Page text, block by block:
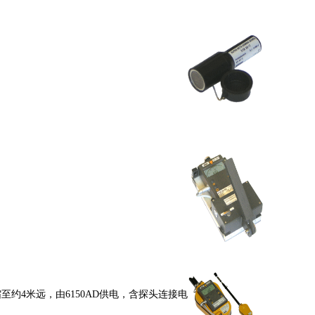
约4米远，由6150AD供电，含探头连接电